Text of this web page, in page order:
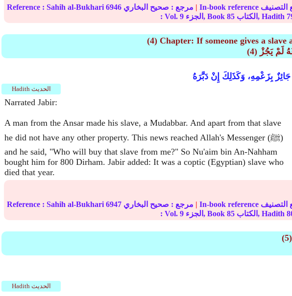
Reference : Sahih al-Bukhari 6946 مرجع : صحيح البخاري |
: Vol. 9 الجزء, Book 85 الكتاب, Hadith
(4) Chapter: If someone gives a
لَمْ يَجُزْ
بِزَعْمِهِ، وَكَذَلِكَ إِنْ دَبَّرَهُ
Hadith الحديث
Narrated Jabir:
A man from the Ansar made his slave, a Mudabbar. And apart from that slave
he did not have any other property. This news reached Allah's Messenger (ﷺ)
and he said, "Who will buy that slave from me?" So Nu'aim bin An-Nahham
bought him for 800 Dirham. Jabir added: It was a coptic (Egyptian) slave who
died that year.
Reference : Sahih al-Bukhari 6947 مرجع : صحيح البخاري |
: Vol. 9 الجزء, Book 85 الكتاب, Hadith
Hadith الحديث